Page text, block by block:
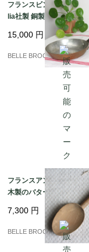
フランスビンテージ Ce
lia社製 銅製フライパン
21cm（刻印あり）本
格プロ仕様 錫引き｜フ
ランス発送（到着まで2
15,000 円
BELLE BROCANTE
フランスアンティーク
木製のバタースコップ
（Pelle à beurre） 19
世紀〜20世紀初頭 蚤の
市｜フランス発送（到
着まで2-3週間）
7,300 円
BELLE BROCANTE